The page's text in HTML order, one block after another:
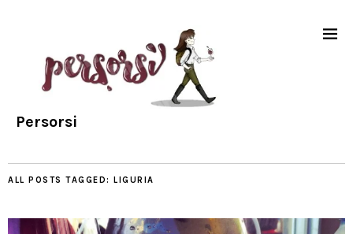
Persorsi
ALL POSTS TAGGED: LIGURIA